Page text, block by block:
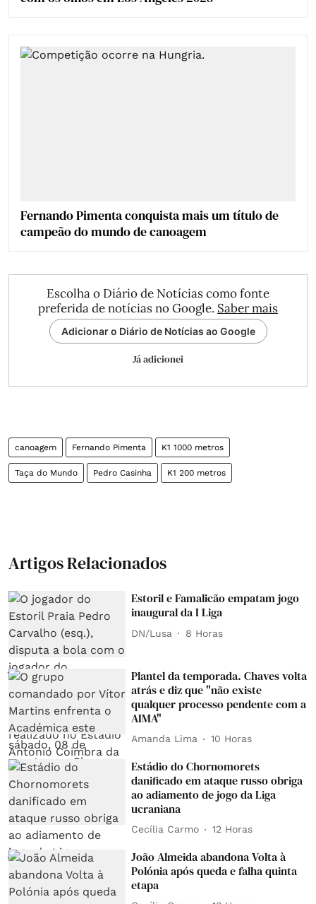
Fernando Pimenta conquista mais um título de
campeão do mundo de canoagem
Escolha o Diário de Notícias como fonte
preferida de notícias no Google. Saber mais
Adicionar o Diário de Notícias ao Google
Já adicionei
canoagem Fernando Pimenta K1 1000 metros
Taça do Mundo Pedro Casinha K1 200 metros
Artigos Relacionados
Estoril e Famalicão empatam jogo
inaugural da I Liga
DN/Lusa 8 Horas
Plantel da temporada. Chaves volta
atrás e diz que "não existe
qualquer processo pendente com a
AIMA"
Amanda Lima 10 Horas
Estádio do Chornomorets
danificado em ataque russo obriga
ao adiamento de jogo da Liga
ucraniana
Cecília Carmo 12 Horas
João Almeida abandona Volta à
Polónia após queda e falha quinta
etapa